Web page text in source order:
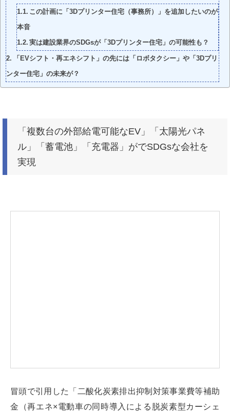
この計画に「3Dプリンター住宅（事務所）」を追加したいのが
本音
実は建設業界のSDGsが「3Dプリンター住宅」の可能性も？
「EVシフト・再エネシフト」の先には「ロボタクシー」や「3Dプリ
ンター住宅」の未来が？
「複数台の外部給電可能なEV」「太陽光パネ
ル」「蓄電池」「充電器」がでSDGsな会社を
実現
冒頭で引用した「二酸化炭素排出抑制対策事業費等補助
金（再エネ×電動車の同時導入による脱炭素型カーシェ